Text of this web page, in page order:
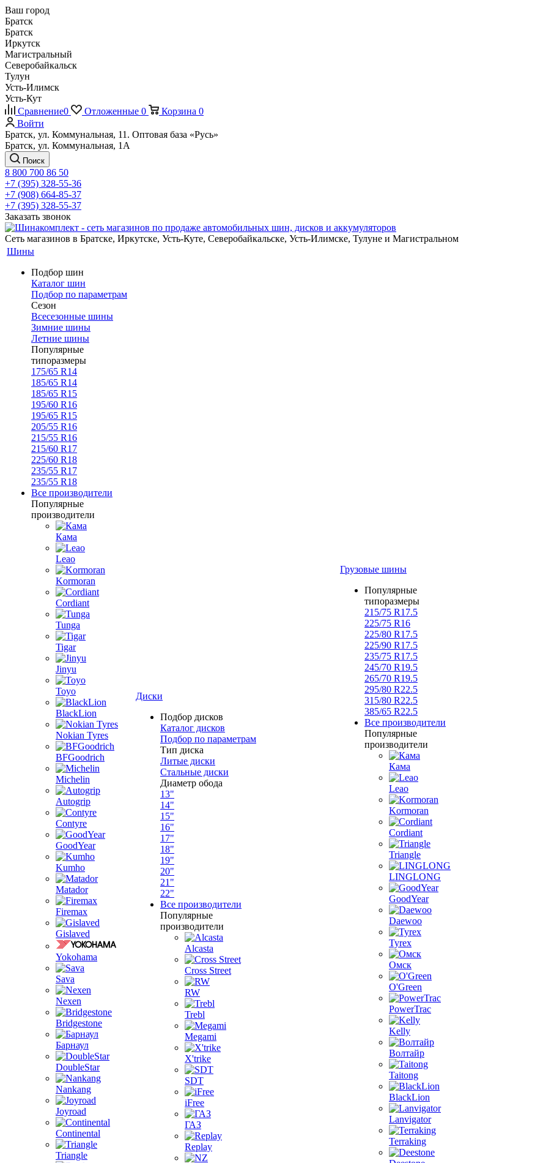
Ваш город
Братск
Братск
Иркутск
Магистральный
Северобайкальск
Тулун
Усть-Илимск
Усть-Кут
Сравнение0 Отложенные 0 Корзина 0
Войти
Братск, ул. Коммунальная, 11. Оптовая база «Русь»
Братск, ул. Коммунальная, 1А
Поиск
8 800 700 86 50
+7 (395) 328-55-36
+7 (908) 664-85-37
+7 (395) 328-55-37
Заказать звонок
Сеть магазинов в Братске, Иркутске, Усть-Куте, Северобайкальске, Усть-Илимске, Тулуне и Магистральном
Шины
Подбор шин
Каталог шин
Подбор по параметрам
Сезон
Всесезонные шины
Зимние шины
Летние шины
Популярные
типоразмеры
175/65 R14
185/65 R14
185/65 R15
195/60 R16
195/65 R15
205/55 R16
215/55 R16
215/60 R17
225/60 R18
235/55 R17
235/55 R18
Все производители
Популярные
производители
Кама
Leao
Kormoran
Cordiant
Tunga
Tigar
Jinyu
Toyo
BlackLion
Nokian Tyres
BFGoodrich
Michelin
Autogrip
Contyre
GoodYear
Kumho
Matador
Firemax
Gislaved
Yokohama
Sava
Nexen
Bridgestone
Барнаул
DoubleStar
Nankang
Joyroad
Continental
Triangle
Диски
Подбор дисков
Каталог дисков
Подбор по параметрам
Тип диска
Литые диски
Стальные диски
Диаметр обода
13"
14"
15"
16"
17"
18"
19"
20"
21"
22"
Все производители
Популярные
производители
Alcasta
Cross Street
RW
Trebl
Megami
X'trike
SDT
iFree
ГАЗ
Replay
Грузовые шины
Популярные
типоразмеры
215/75 R17.5
225/75 R16
225/80 R17.5
225/90 R17.5
235/75 R17.5
245/70 R19.5
265/70 R19.5
295/80 R22.5
315/80 R22.5
385/65 R22.5
Все производители
Популярные
производители
Кама
Leao
Kormoran
Cordiant
Triangle
LINGLONG
GoodYear
Daewoo
Tyrex
Омск
O'Green
PowerTrac
Kelly
Волтайр
Taitong
BlackLion
Lanvigator
Terraking